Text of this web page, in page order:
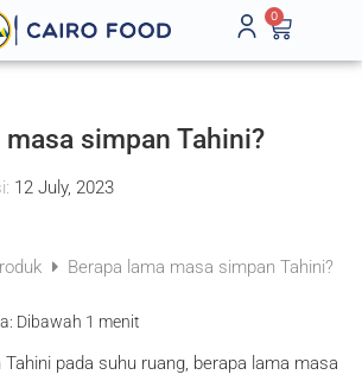
0
masa simpan Tahini?
12 July, 2023
Berapa lama masa simpan Tahini?
Dibawah 1 menit
pada suhu ruang, berapa lama masa